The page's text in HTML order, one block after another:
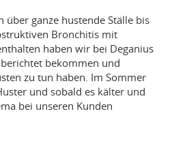
über ganze hustende Ställe bis
Bronchitis mit
haben wir bei Deganius
bekommen und
zu tun haben. Im Sommer
und sobald es kälter und
bei unseren Kunden